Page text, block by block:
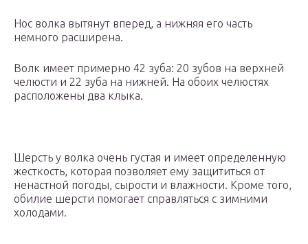
Нос волка вытянут вперед, а нижняя его часть
немного расширена.
Волк имеет примерно 42 зуба: 20 зубов на верхней
челюсти и 22 зуба на нижней. На обоих челюстях
расположены два клыка.
Шерсть у волка очень густая и имеет определенную
жесткость, которая позволяет ему защититься от
ненастной погоды, сырости и влажности. Кроме того,
обилие шерсти помогает справляться с зимними
холодами.